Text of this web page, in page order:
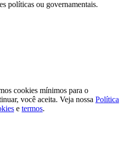
políticas ou governamentais.
cookies mínimos para o
você aceita. Veja nossa Política
e termos.